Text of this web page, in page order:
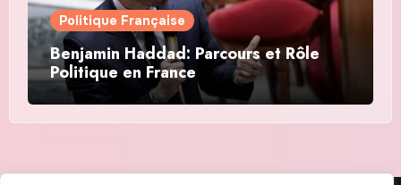
Politique Française
Benjamin Haddad: Parcours et Rôle
Politique en France